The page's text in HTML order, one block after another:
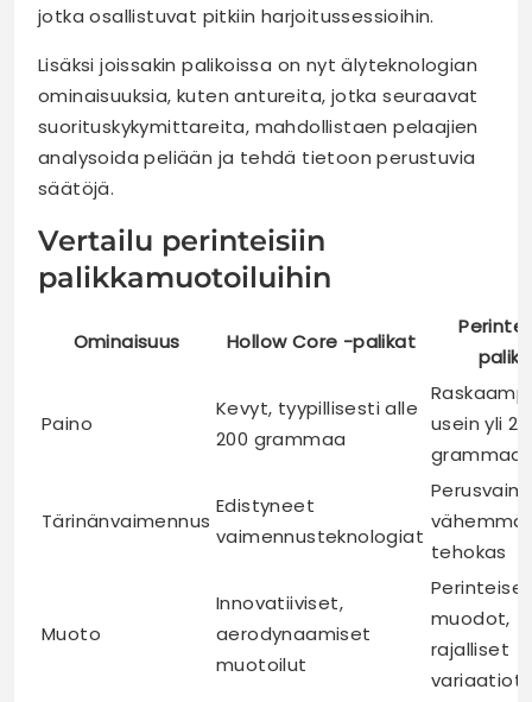
jotka osallistuvat pitkiin harjoitussessioihin.
Lisäksi joissakin palikoissa on nyt älyteknologian
ominaisuuksia, kuten antureita, jotka seuraavat
suorituskykymittareita, mahdollistaen pelaajien
analysoida peliään ja tehdä tietoon perustuvia
säätöjä.
Vertailu perinteisiin
palikkamuotoiluihin
Ominaisuus Hollow Core -palikat
Paino
Kevyt, tyypillisesti alle
200 grammaa
usein yli
grammaa
Tärinänvaimennus
Edistyneet
vaimennusteknologiat
tehokas
Muoto
Innovatiiviset,
aerodynaamiset
muotoilut
Perinteiset
muodot,
rajalliset
variaatiot